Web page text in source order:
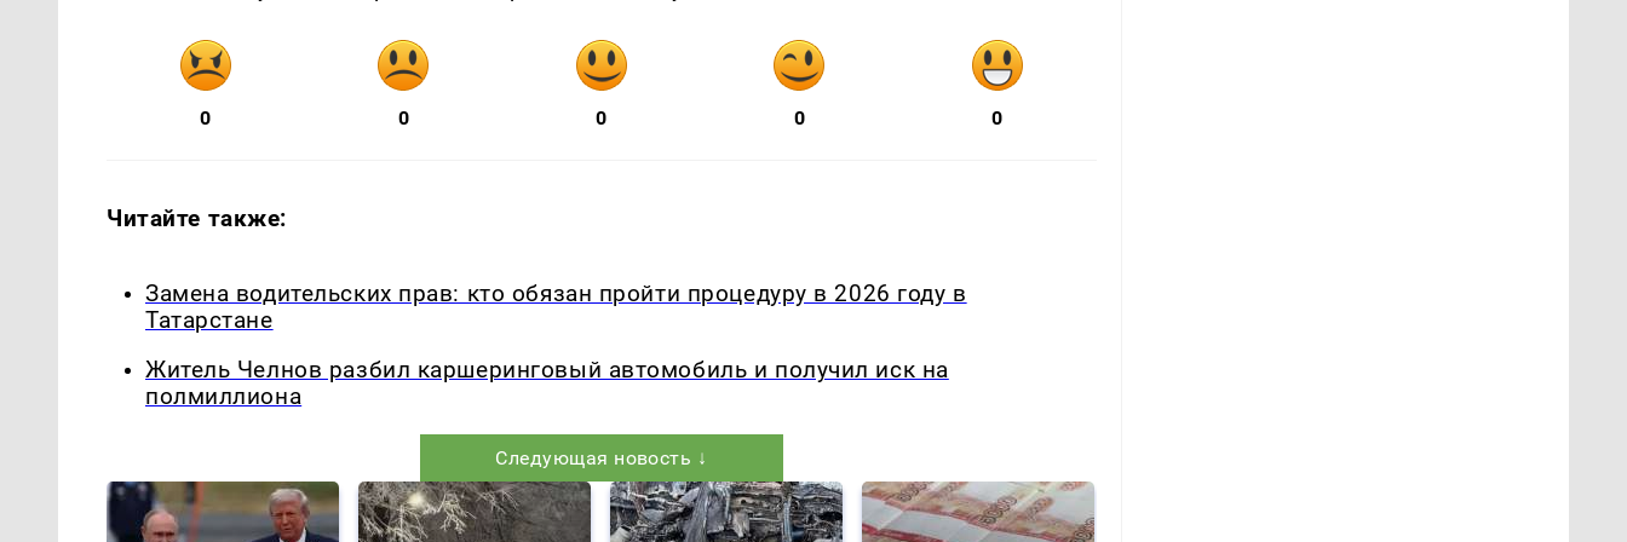
0 0 0 0 0
Читайте также:
Замена водительских прав: кто обязан пройти процедуру в 2026 году в
Татарстане
Житель Челнов разбил каршеринговый автомобиль и получил иск на
полмиллиона
Следующая новость ↓